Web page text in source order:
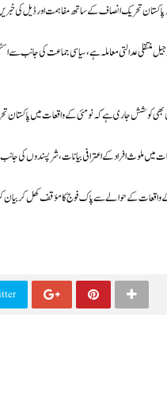
پاکستان تحریک انصاف کے ساتھ مفاہمت اور ڈیل کی
منتقلی عدالتی معاملہ ہے، سیاسی جماعت کی جانب سے
بھی کوشش جاری ہے کہ نو مئی کے واقعات میں پاکستان
والی ایک پریس کانفرنس میں ڈی جی آئی ایس پی آر 9 مئی کے واقعات کے